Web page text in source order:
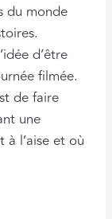
du monde
d’être
filmée.
de faire
une
à l’aise et où